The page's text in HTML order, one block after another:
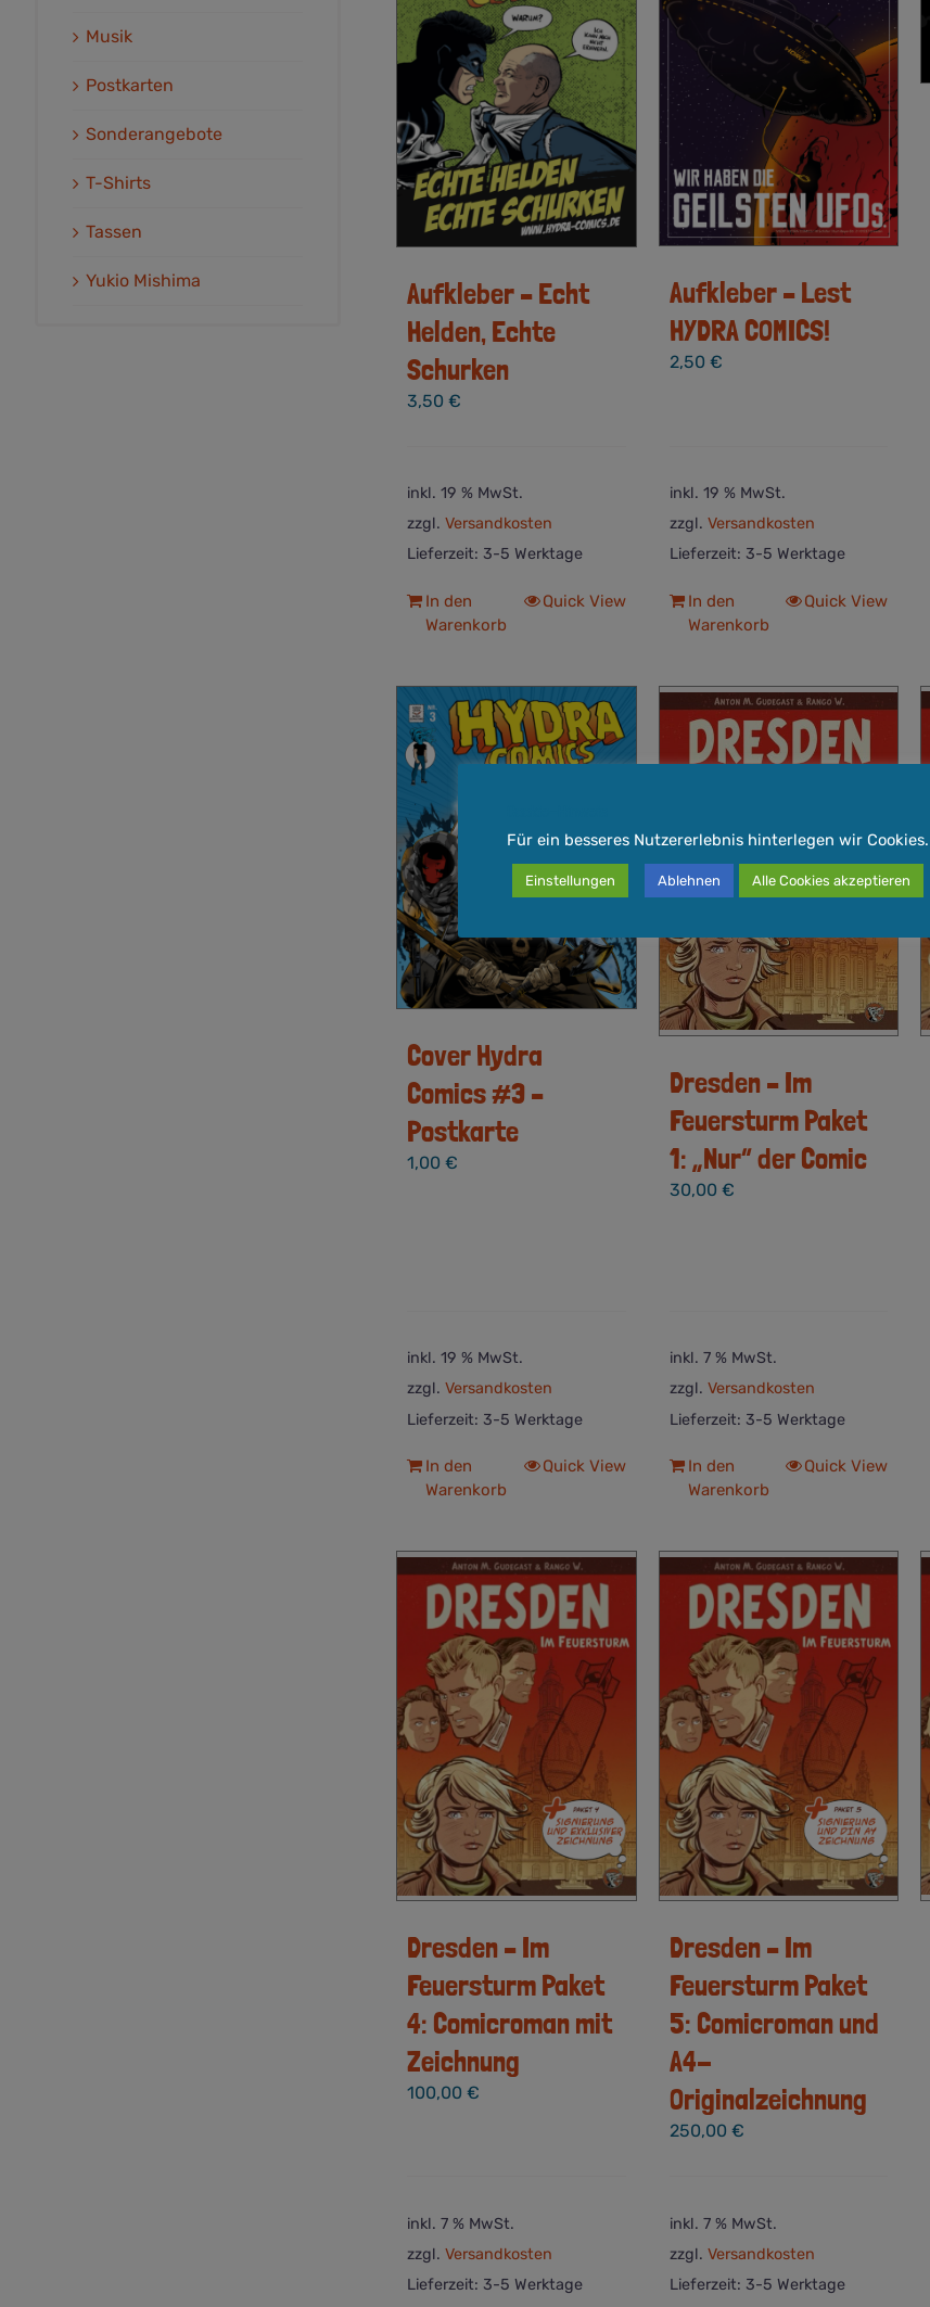
Aufkleber – Echt
Helden, Echte
Schurken
3,50 €
inkl. 19 % MwSt.
zzgl. Versandkosten
Lieferzeit: 3-5 Werktage
In den
Warenkorb
Quick View
Aufkleber – Lest
HYDRA COMICS!
2,50 €
inkl. 19 % MwSt.
zzgl. Versandkosten
Lieferzeit: 3-5 Werktage
In den
Warenkorb
Quick View
Cover Hydra
Comics #3 –
Postkarte
1,00 €
inkl. 19 % MwSt.
zzgl. Versandkosten
Lieferzeit: 3-5 Werktage
In den
Warenkorb
Quick View
Dresden – Im
Feuersturm Paket
1: „Nur“ der Comic
30,00 €
inkl. 7 % MwSt.
zzgl. Versandkosten
Lieferzeit: 3-5 Werktage
In den
Warenkorb
Quick View
Dresden – Im
Feuersturm Paket
4: Comicroman mit
Zeichnung
100,00 €
inkl. 7 % MwSt.
zzgl. Versandkosten
Lieferzeit: 3-5 Werktage
Dresden – Im
Feuersturm Paket
5: Comicroman und
A4-
Originalzeichnung
250,00 €
inkl. 7 % MwSt.
zzgl. Versandkosten
Lieferzeit: 3-5 Werktage
Musik
Postkarten
Sonderangebote
T-Shirts
Tassen
Yukio Mishima
Für ein besseres Nutzererlebnis hinterlegen wir Cookies.
Einstellungen Ablehnen Alle Cookies akzeptieren